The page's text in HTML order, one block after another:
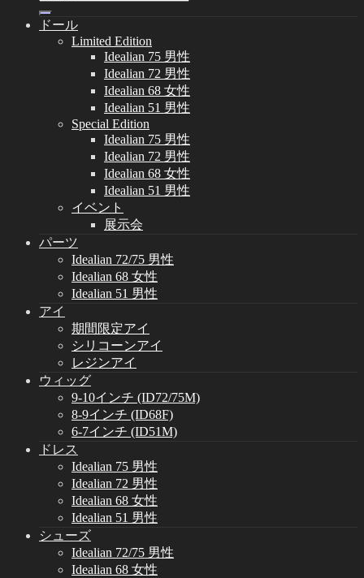
索
対
ドール
Limited Edition
Idealian 75 男性
Idealian 72 男性
Idealian 68 女性
Idealian 51 男性
Special Edition
Idealian 75 男性
Idealian 72 男性
Idealian 68 女性
Idealian 51 男性
イベント
展示会
パーツ
Idealian 72/75 男性
Idealian 68 女性
Idealian 51 男性
アイ
期間限定アイ
シリコーンアイ
レジンアイ
ウィッグ
9-10インチ (ID72/75M)
8-9インチ (ID68F)
6-7インチ (ID51M)
ドレス
Idealian 75 男性
Idealian 72 男性
Idealian 68 女性
Idealian 51 男性
シューズ
Idealian 72/75 男性
Idealian 68 女性